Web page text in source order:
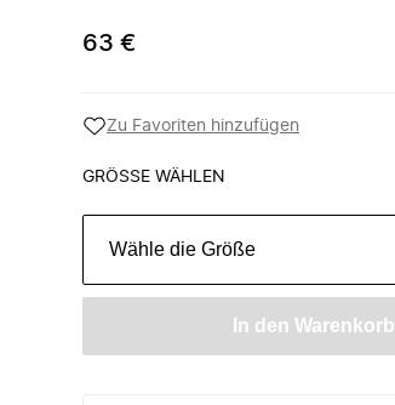
63 €
Zu Favoriten hinzufügen
GRÖSSE WÄHLEN
Wähle die Größe
In den Warenkorb